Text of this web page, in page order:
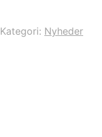
Kategori: Nyheder